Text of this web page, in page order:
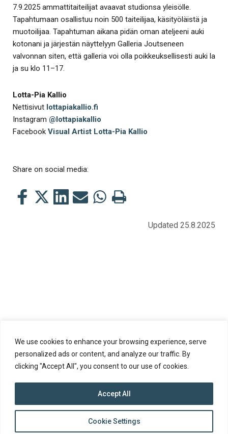
We use cookies to enhance your browsing experience, serve
personalized ads or content, and analyze our traffic. By
clicking "Accept All", you consent to our use of cookies.
Cookie Settings
Accept All
7.9.2025 ammattitaiteilijat avaavat studionsa yleisölle.
Tapahtumaan osallistuu noin 500 taiteilijaa, käsityöläistä ja
muotoilijaa. Tapahtuman aikana pidän oman ateljeeni auki
kotonani ja järjestän näyttelyyn Galleria Joutseneen
valvonnan siten, että galleria voi olla poikkeuksellisesti auki la
ja su klo 11–17.
Lotta-Pia Kallio
Nettisivut lottapiakallio.fi
Instagram @lottapiakallio
Facebook Visual Artist Lotta-Pia Kallio
Share on social media:
ShareShareShareShareSharePrint
Updated 25.8.2025